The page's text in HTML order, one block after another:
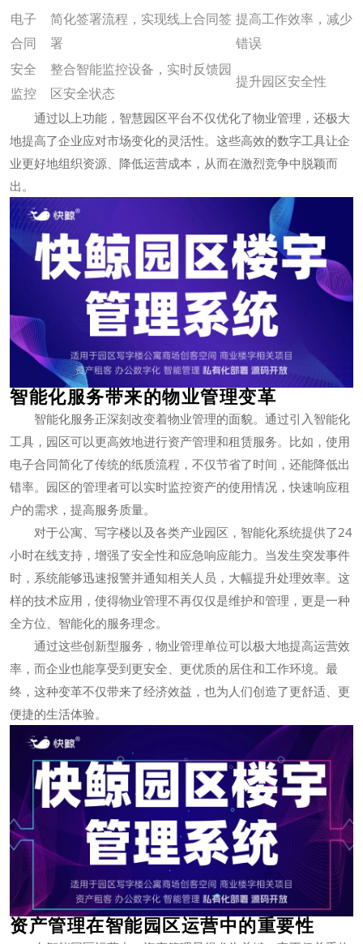
电子
合同
简化签署流程，实现线上合同签
署
提高工作效率，减少
错误
安全
监控
整合智能监控设备，实时反馈园
区安全状态
提升园区安全性
通过以上功能，智慧园区平台不仅优化了物业管理，还极大
地提高了企业应对市场变化的灵活性。这些高效的数字工具让企
业更好地组织资源、降低运营成本，从而在激烈竞争中脱颖而
出。
智能化服务带来的物业管理变革
智能化服务正深刻改变着物业管理的面貌。通过引入智能化
工具，园区可以更高效地进行资产管理和租赁服务。比如，使用
电子合同简化了传统的纸质流程，不仅节省了时间，还能降低出
错率。园区的管理者可以实时监控资产的使用情况，快速响应租
户的需求，提高服务质量。
对于公寓、写字楼以及各类产业园区，智能化系统提供了24
小时在线支持，增强了安全性和应急响应能力。当发生突发事件
时，系统能够迅速报警并通知相关人员，大幅提升处理效率。这
样的技术应用，使得物业管理不再仅仅是维护和管理，更是一种
全方位、智能化的服务理念。
通过这些创新型服务，物业管理单位可以极大地提高运营效
率，而企业也能享受到更安全、更优质的居住和工作环境。最
终，这种变革不仅带来了经济效益，也为人们创造了更舒适、更
便捷的生活体验。
资产管理在智能园区运营中的重要性